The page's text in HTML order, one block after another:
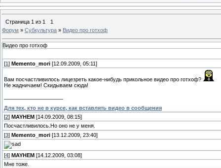
Страница 1 из 1
1
Форум » Субкультура » Видео про готхоф
Видео про готхоф
[1 ] Memento_mori [12.09.2009, 05:11]
Вам посчастливилось лицезреть какое-нибудь прикольное видео про готхоф?
Не жадничаем! Скидываем сюда!
Для тех, кто не в курсе, как вставлять видео в сообщения
[2] MAYHEM [14.09.2009, 08:15]
Посчастливилось.Но оно не у меня.
[3] Memento_mori [13.12.2009, 23:40]
[4] MAYHEM [14.12.2009, 03:08]
Мне тоже.